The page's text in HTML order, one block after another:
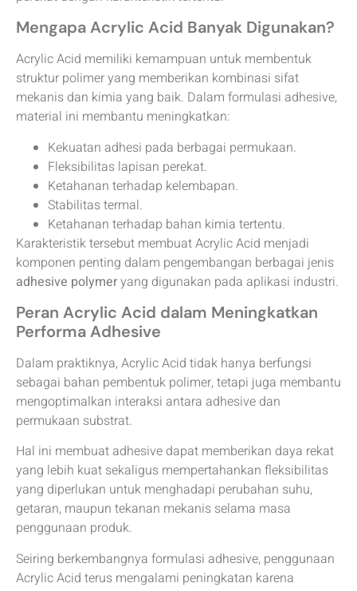
Mengapa Acrylic Acid Banyak Digunakan?
Acrylic Acid memiliki kemampuan untuk membentuk
struktur polimer yang memberikan kombinasi sifat
mekanis dan kimia yang baik. Dalam formulasi adhesive,
material ini membantu meningkatkan:
Kekuatan adhesi pada berbagai permukaan.
Fleksibilitas lapisan perekat.
Ketahanan terhadap kelembapan.
Stabilitas termal.
Ketahanan terhadap bahan kimia tertentu.
Karakteristik tersebut membuat Acrylic Acid menjadi
komponen penting dalam pengembangan berbagai jenis
adhesive polymeryang digunakan pada aplikasi industri.
Peran Acrylic Acid dalam Meningkatkan
Performa Adhesive
Dalam praktiknya, Acrylic Acid tidak hanya berfungsi
sebagai bahan pembentuk polimer, tetapi juga membantu
mengoptimalkan interaksi antara adhesive dan
permukaan substrat.
Hal ini membuat adhesive dapat memberikan daya rekat
yang lebih kuat sekaligus mempertahankan fleksibilitas
yang diperlukan untuk menghadapi perubahan suhu,
getaran, maupun tekanan mekanis selama masa
penggunaan produk.
Seiring berkembangnya formulasi adhesive, penggunaan
Acrylic Acid terus mengalami peningkatan karena